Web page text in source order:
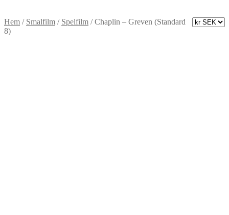
Hem / Smalfilm / Spelfilm /Chaplin – Greven (Standard
8)